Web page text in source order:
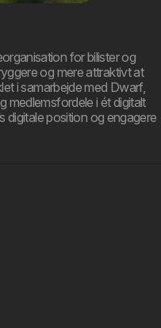
for bilister og
og mere attraktivt at
i samarbejde med Dwarf,
medlemsfordele i ét digitalt
digitale position og engagere